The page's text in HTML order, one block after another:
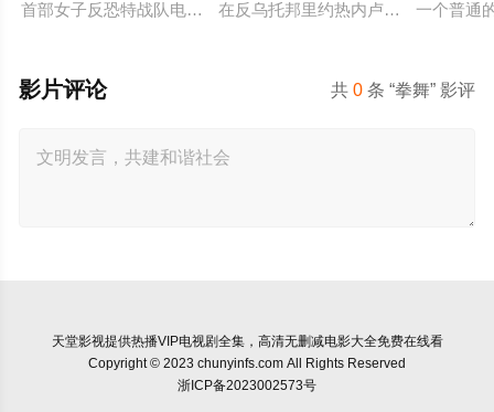
首部女子反恐特战队电影，面对恐怖主义恶势力，“最飒女子反
在反乌托邦里约热内卢废墟中，城市
一个普通
共0 条 “拳舞” 影评
影片评论
天堂影视提供热播VIP电视剧全集，高清无删减电影大全免费在线看
Copyright © 2023 chunyinfs.com All Rights Reserved
浙ICP备2023002573号